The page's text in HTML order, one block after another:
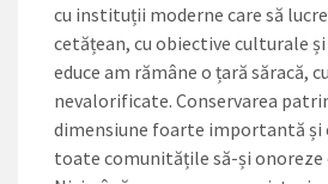
cu instituții moderne care să
cetățean, cu obiective culturale și
educe am rămâne o țară săracă,
nevalorificate. Conservarea
dimensiune foarte importantă și
toate comunitățile să-și